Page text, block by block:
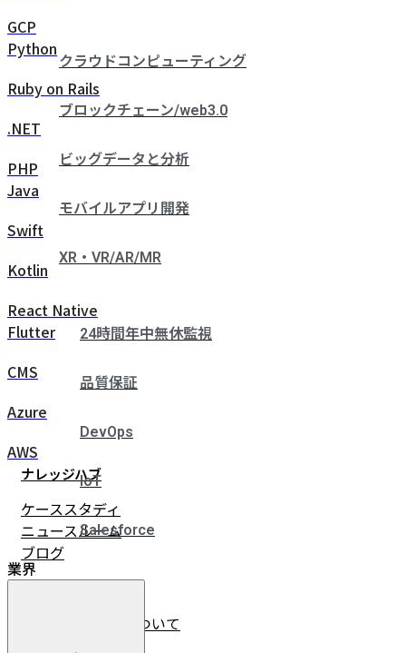
GCP
Python
Ruby on Rails
.NET
PHP
Java
Swift
Kotlin
React Native
Flutter
CMS
Azure
AWS
ナレッジハブ
ケーススタディ
ニュースルーム
ブログ
イノベーチャーについて
クラウドコンピューティング
ブロックチェーン/web3.0
ビッグデータと分析
モバイルアプリ開発
XR・VR/AR/MR
24時間年中無休監視
品質保証
DevOps
IoT
Salesforce
業界